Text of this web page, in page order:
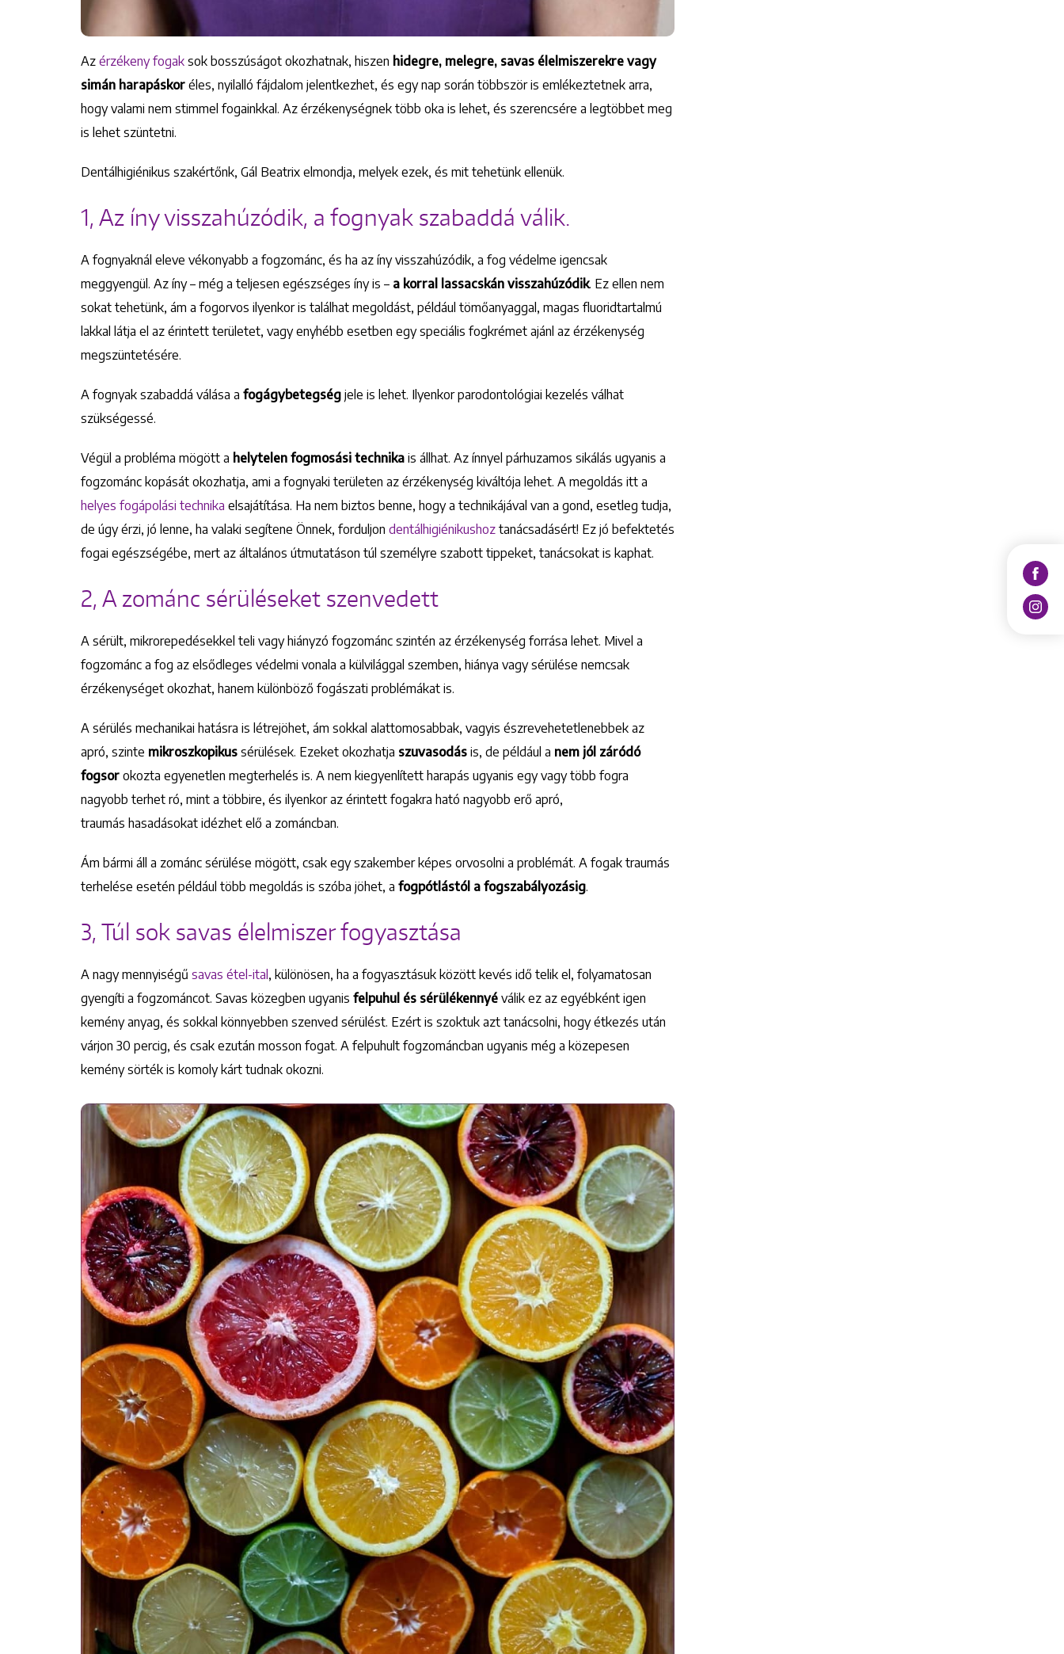
Keresés
Az érzékeny fogak sok bosszúságot okozhatnak, hiszen hidegre, melegre, savas élelmiszerekre vagy
simán harapáskor éles, nyilalló fájdalom jelentkezhet, és egy nap során többször is emlékeztetnek arra,
hogy valami nem stimmel fogainkkal. Az érzékenységnek több oka is lehet, és szerencsére a legtöbbet meg
is lehet szüntetni.
Dentálhigiénikus szakértőnk, Gál Beatrix elmondja, melyek ezek, és mit tehetünk ellenük.
1, Az íny visszahúzódik, a fognyak szabaddá válik.
A fognyaknál eleve vékonyabb a fogzománc, és ha az íny visszahúzódik, a fog védelme igencsak
meggyengül. Az íny – még a teljesen egészséges íny is – a korral lassacskán visszahúzódik. Ez ellen nem
sokat tehetünk, ám a fogorvos ilyenkor is találhat megoldást, például tömőanyaggal, magas fluoridtartalmú
lakkal látja el az érintett területet, vagy enyhébb esetben egy speciális fogkrémet ajánl az érzékenység
megszüntetésére.
A fognyak szabaddá válása a fogágybetegség jele is lehet. Ilyenkor parodontológiai kezelés válhat
szükségessé.
Végül a probléma mögött a helytelen fogmosási technika is állhat. Az ínnyel párhuzamos sikálás ugyanis a
fogzománc kopását okozhatja, ami a fognyaki területen az érzékenység kiváltója lehet. A megoldás itt a
helyes fogápolási technika elsajátítása. Ha nem biztos benne, hogy a technikájával van a gond, esetleg tudja,
de úgy érzi, jó lenne, ha valaki segítene Önnek, forduljon dentálhigiénikushoz tanácsadásért! Ez jó befektetés
fogai egészségébe, mert az általános útmutatáson túl személyre szabott tippeket, tanácsokat is kaphat.
2, A zománc sérüléseket szenvedett
A sérült, mikrorepedésekkel teli vagy hiányzó fogzománc szintén az érzékenység forrása lehet. Mivel a
fogzománc a fog az elsődleges védelmi vonala a külvilággal szemben, hiánya vagy sérülése nemcsak
érzékenységet okozhat, hanem különböző fogászati problémákat is.
A sérülés mechanikai hatásra is létrejöhet, ám sokkal alattomosabbak, vagyis észrevehetetlenebbek az
apró, szinte mikroszkopikus sérülések. Ezeket okozhatja szuvasodás is, de például a nem jól záródó
fogsor okozta egyenetlen megterhelés is. A nem kiegyenlített harapás ugyanis egy vagy több fogra
nagyobb terhet ró, mint a többire, és ilyenkor az érintett fogakra ható nagyobb erő apró,
traumás hasadásokat idézhet elő a zománcban.
Ám bármi áll a zománc sérülése mögött, csak egy szakember képes orvosolni a problémát. A fogak traumás
terhelése esetén például több megoldás is szóba jöhet, a fogpótlástól a fogszabályozásig.
3, Túl sok savas élelmiszer fogyasztása
A nagy mennyiségű savas étel-ital, különösen, ha a fogyasztásuk között kevés idő telik el, folyamatosan
gyengíti a fogzománcot. Savas közegben ugyanis felpuhul és sérülékennyé válik ez az egyébként igen
kemény anyag, és sokkal könnyebben szenved sérülést. Ezért is szoktuk azt tanácsolni, hogy étkezés után
várjon 30 percig, és csak ezután mosson fogat. A felpuhult fogzománcban ugyanis még a közepesen
kemény sörték is komoly kárt tudnak okozni.